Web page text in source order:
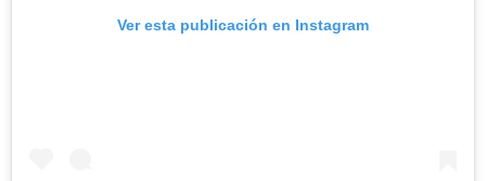
Ver esta publicación en Instagram